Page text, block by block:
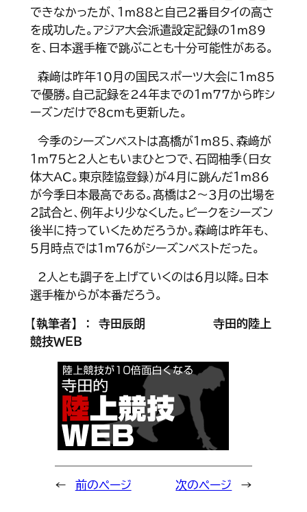
できなかったが、１ｍ88と自己２番目タイの高さ
を成功した。アジア大会派遣設定記録の１ｍ89
を、日本選手権で跳ぶことも十分可能性がある。
森﨑は昨年10月の国民スポーツ大会に１ｍ85
で優勝。自己記録を24年までの１ｍ77から昨シ
ーズンだけで８cmも更新した。
今季のシーズンベストは髙橋が１ｍ85、森﨑が
１ｍ75と２人ともいまひとつで、石岡柚季（日女
体大AC。東京陸協登録）が４月に跳んだ１ｍ86
が今季日本最高である。髙橋は２～３月の出場を
２試合と、例年より少なくした。ピークをシーズン
後半に持っていくためだろうか。森﨑は昨年も、
５月時点では１ｍ76がシーズンベストだった。
２人とも調子を上げていくのは６月以降。日本
選手権からが本番だろう。
【執筆者】 ： 寺田辰朗
寺田的陸上
競技ＷＥＢ
← 前のページ 次のページ →